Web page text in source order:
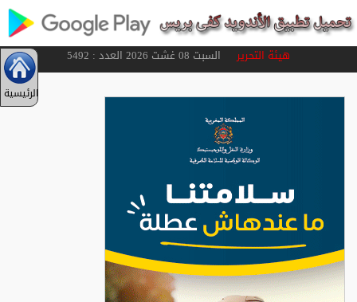
هيئة التحريرالسبت 08 غشت 2026 العدد : 5492
الرئيسية